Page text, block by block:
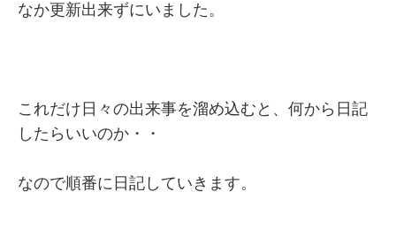
なか更新出来ずにいました。
これだけ日々の出来事を溜め込むと、何から日記
したらいいのか・・
なので順番に日記していきます。